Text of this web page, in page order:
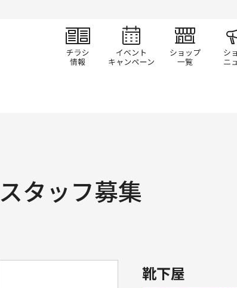
チラシ情報 イベント/キャン
ショ
スタッフ募集
靴下屋